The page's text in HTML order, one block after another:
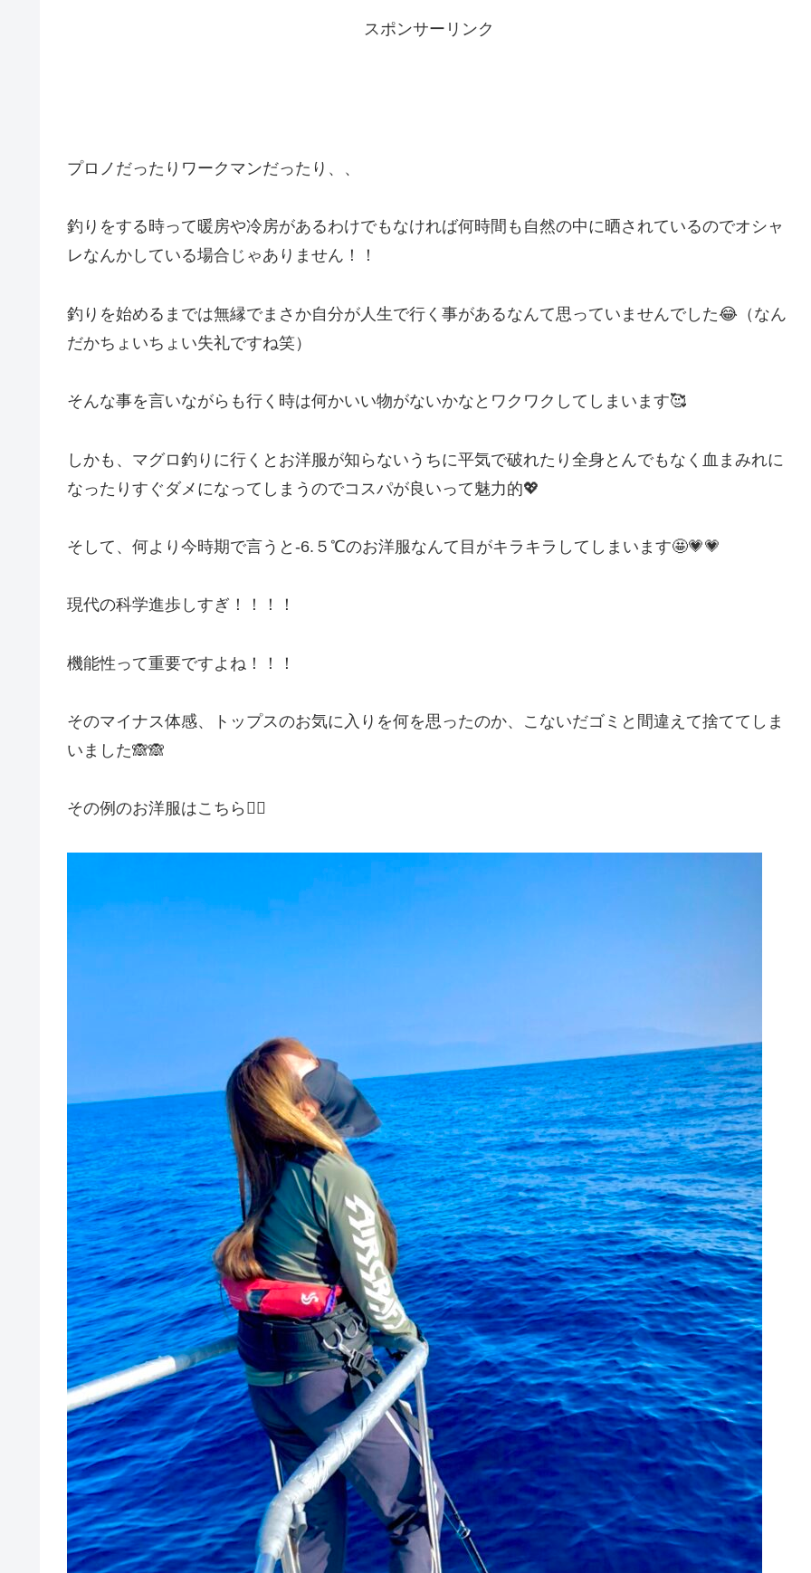
スポンサーリンク
プロノだったりワークマンだったり、、
釣りをする時って暖房や冷房があるわけでもなければ何時間も自然の中に晒されているのでオシャ
レなんかしている場合じゃありません！！
釣りを始めるまでは無縁でまさか自分が人生で行く事があるなんて思っていませんでした😂（なん
だかちょいちょい失礼ですね笑）
そんな事を言いながらも行く時は何かいい物がないかなとワクワクしてしまいます🥰
しかも、マグロ釣りに行くとお洋服が知らないうちに平気で破れたり全身とんでもなく血まみれに
なったりすぐダメになってしまうのでコスパが良いって魅力的💖
そして、何より今時期で言うと-6.５℃のお洋服なんて目がキラキラしてしまいます🤩💗💗
現代の科学進歩しすぎ！！！！
機能性って重要ですよね！！！
そのマイナス体感、トップスのお気に入りを何を思ったのか、こないだゴミと間違えて捨ててしま
いました🙈🙈
その例のお洋服はこちら💁‍♀️